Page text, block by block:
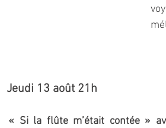
Jeudi 13 août 21h
« Si la flûte m’était contée »